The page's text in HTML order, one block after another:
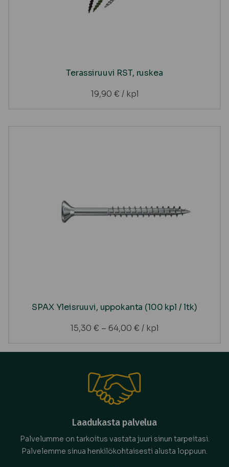
Terassiruuvi RST, ruskea
19,90 € / kpl
SPAX Yleisruuvi, uppokanta (100 kpl / ltk)
15,30 € – 64,00 € / kpl
Laadukasta palvelua
Palvelumme on tarkoitus vastata juuri sinun tarpeitasi.
Palvelemme sinua henkilökohtaisesti alusta loppuun.